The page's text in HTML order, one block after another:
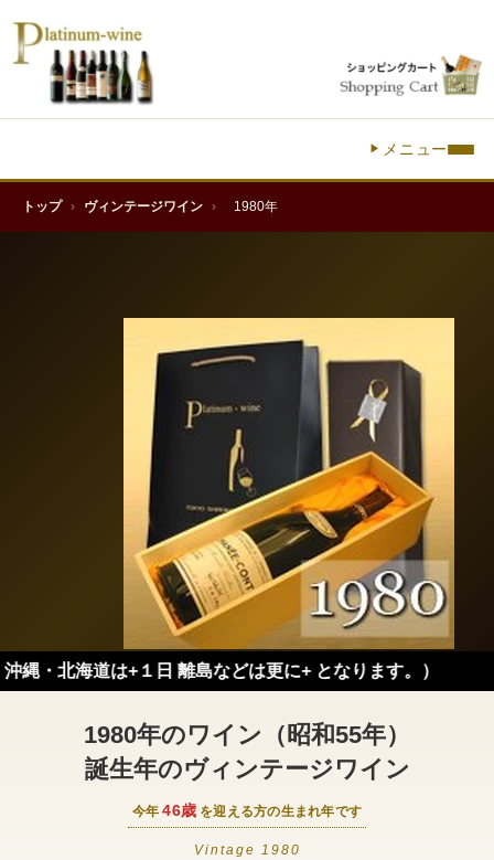
メニュー
トップ › ヴィンテージワイン › 1980年
+１日 離島などは更に+ となります。）
1980年のワイン（昭和55年）
誕生年のヴィンテージワイン
今年 46歳 を迎える方の生まれ年です
Vintage 1980